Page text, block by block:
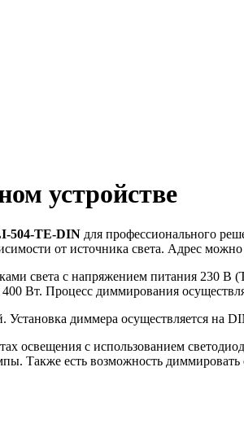
устройстве
504-TE-DIN для профессионального
от источника света. Адрес
света с напряжением питания 230
Процесс диммирования
Установка диммера осуществляется на
освещения с использованием
Также есть возможность